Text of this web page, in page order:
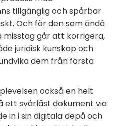
tillgänglig och spårbar
Och för den som ändå
misstag går att korrigera,
juridisk kunskap och
dem från första
också en helt
ett svårläst dokument via
in i sin digitala depå och